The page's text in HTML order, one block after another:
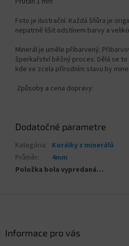
Foto je ilustrační. Každá šňůra je
nepatrně lišit odstínem barvy a
Minerál je uměle přibarvený.
šperkařství běžný proces. Dělá se
kde ve zcela přírodním stavu by
Způsoby a cena dopravy:
Dodatočné parametre
Kategória: Korálky z minerálů
Průměr:
4mm
Položka bola vypredaná…
Informace pro vás